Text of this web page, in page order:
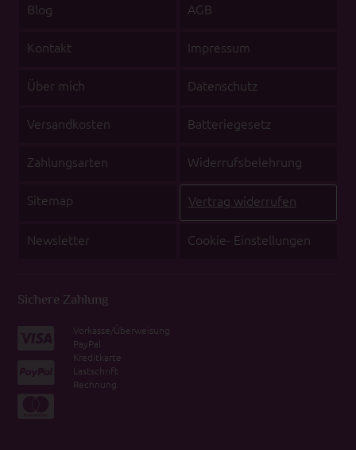
Blog AGB
Kontakt Impressum
Über mich Datenschutz
Versandkosten Batteriegesetz
Zahlungsarten Widerrufsbelehrung
Sitemap Vertrag widerrufen
Newsletter Cookie- Einstellungen
Sichere Zahlung
Vorkasse/Überweisung
PayPal
Kreditkarte
Lastschrift
Rechnung